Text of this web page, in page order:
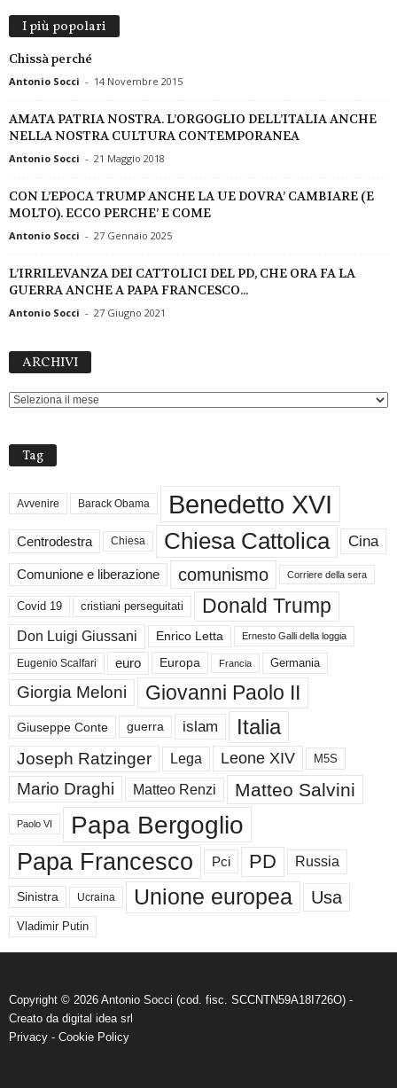
I più popolari
Chissà perché
Antonio Socci - 14 Novembre 2015
AMATA PATRIA NOSTRA. L’ORGOGLIO DELL’ITALIA ANCHE
NELLA NOSTRA CULTURA CONTEMPORANEA
Antonio Socci - 21 Maggio 2018
CON L’EPOCA TRUMP ANCHE LA UE DOVRA’ CAMBIARE (E
MOLTO). ECCO PERCHE’ E COME
Antonio Socci - 27 Gennaio 2025
L’IRRILEVANZA DEI CATTOLICI DEL PD, CHE ORA FA LA
GUERRA ANCHE A PAPA FRANCESCO...
Antonio Socci - 27 Giugno 2021
ARCHIVI
Tag
Avvenire Barack Obama Benedetto XVI
Centrodestra Chiesa Chiesa Cattolica Cina
Comunione e liberazione comunismo Corriere della sera
Covid 19 cristiani perseguitati Donald Trump
Don Luigi Giussani Enrico Letta Ernesto Galli della loggia
Eugenio Scalfari euro Europa Francia Germania
Giorgia Meloni Giovanni Paolo II
Giuseppe Conte guerra islam Italia
Joseph Ratzinger Lega Leone XIV M5S
Mario Draghi Matteo Renzi Matteo Salvini
Paolo VI Papa Bergoglio
Papa Francesco Pci PD Russia
Sinistra Ucraina Unione europea Usa
Vladimir Putin
Copyright © 2026 Antonio Socci (cod. fisc. SCCNTN59A18I726O) -
Creato da digital idea srl
Privacy - Cookie Policy